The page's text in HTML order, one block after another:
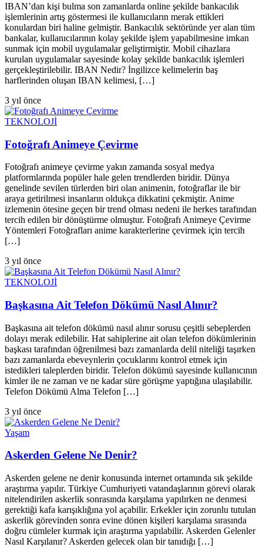
IBAN’dan kişi bulma son zamanlarda online şekilde bankacılık
işlemlerinin artış göstermesi ile kullanıcıların merak ettikleri
konulardan biri haline gelmiştir. Bankacılık sektöründe yer alan tüm
bankalar, kullanıcılarının kolay şekilde işlem yapabilmesine imkan
sunmak için mobil uygulamalar geliştirmiştir. Mobil cihazlara
kurulan uygulamalar sayesinde kolay şekilde bankacılık işlemleri
gerçekleştirilebilir. IBAN Nedir? İngilizce kelimelerin baş
harflerinden oluşan IBAN kelimesi, […]
3 yıl önce
TEKNOLOJİ
Fotoğrafı Animeye Çevirme
Fotoğrafı animeye çevirme yakın zamanda sosyal medya
platformlarında popüler hale gelen trendlerden biridir. Dünya
genelinde sevilen türlerden biri olan animenin, fotoğraflar ile bir
araya getirilmesi insanların oldukça dikkatini çekmiştir. Anime
izlemenin ötesine geçen bir trend olması nedeni ile herkes tarafından
tercih edilen bir dönüştürme olmuştur. Fotoğrafı Animeye Çevirme
Yöntemleri Fotoğrafları anime karakterlerine çevirmek için tercih
[…]
3 yıl önce
TEKNOLOJİ
Başkasına Ait Telefon Dökümü Nasıl Alınır?
Başkasına ait telefon dökümü nasıl alınır sorusu çeşitli sebeplerden
dolayı merak edilebilir. Hat sahiplerine ait olan telefon dökümlerinin
başkası tarafından öğrenilmesi bazı zamanlarda delil niteliği taşırken
bazı zamanlarda ebeveynlerin çocuklarını kontrol etmek için
istedikleri taleplerden biridir. Telefon dökümü sayesinde kullanıcının
kimler ile ne zaman ve ne kadar süre görüşme yaptığına ulaşılabilir.
Telefon Dökümü Alma Telefon […]
3 yıl önce
Yaşam
Askerden Gelene Ne Denir?
Askerden gelene ne denir konusunda internet ortamında sık şekilde
araştırma yapılır. Türkiye Cumhuriyeti vatandaşlarının görevi olarak
nitelendirilen askerlik sonrasında karşılama yapılırken ne denmesi
gerektiği kafa karışıklığına yol açabilir. Erkekler için zorunlu tutulan
askerlik görevinden sonra evine dönen kişileri karşılama sırasında
doğru cümleler kurmak için araştırma yapılabilir. Askerden Gelenler
Nasıl Karşılanır? Askerden gelecek olan bir tanıdığı […]